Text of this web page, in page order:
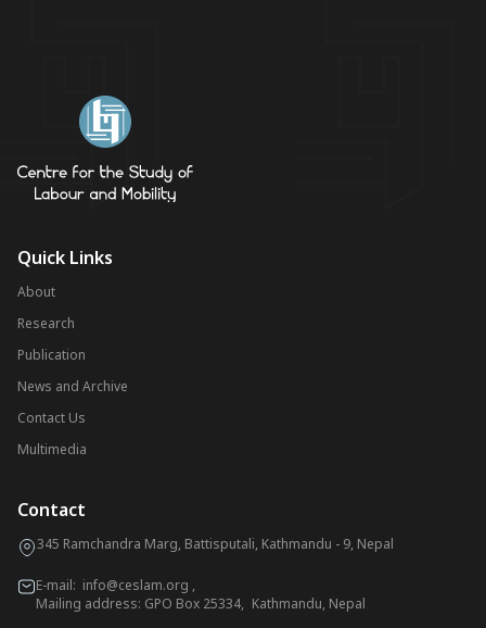
Quick Links
About
Research
Publication
News and Archive
Contact Us
Multimedia
Contact
345 Ramchandra Marg, Battisputali, Kathmandu - 9, Nepal
E-mail: info@ceslam.org ,
Mailing address: GPO Box 25334, Kathmandu, Nepal